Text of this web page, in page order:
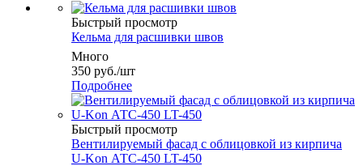
Быстрый просмотр
Кельма для расшивки швов
Много
350 руб./шт
Подробнее
Быстрый просмотр
Вентилируемый фасад с облицовкой из кирпича
U-Kon АТС-450 LT-450